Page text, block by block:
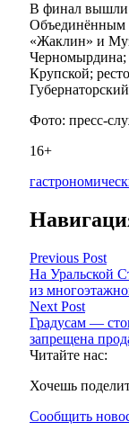
В финал вышли
Объединённым
«Жаклин» и
Черномырдина;
Крупской;
Фото: пресс-
16+
Previous Post
На Уральской
из
Next Post
Градусам —
запрещена
Читайте нас:
Хочешь
Сообщить